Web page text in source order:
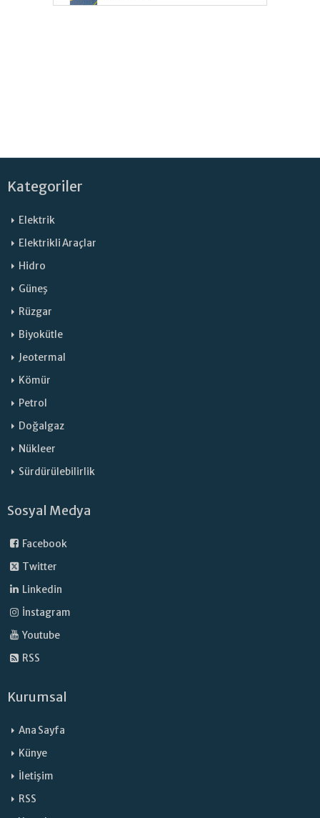
Kategoriler
Elektrik
Elektrikli Araçlar
Hidro
Güneş
Rüzgar
Biyokütle
Jeotermal
Kömür
Petrol
Doğalgaz
Nükleer
Sürdürülebilirlik
Sosyal Medya
Facebook
Twitter
Linkedin
İnstagram
Youtube
RSS
Kurumsal
Ana Sayfa
Künye
İletişim
RSS